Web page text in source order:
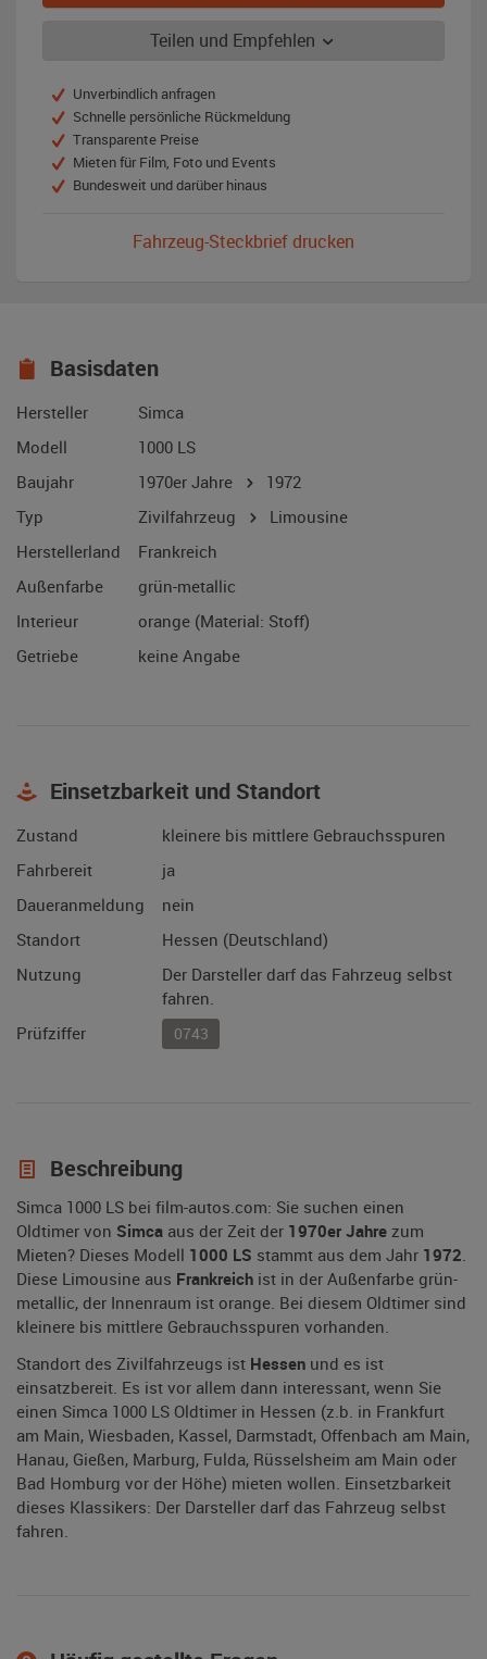
Teilen und Empfehlen
Unverbindlich anfragen
Schnelle persönliche Rückmeldung
Transparente Preise
Mieten für Film, Foto und Events
Bundesweit und darüber hinaus
Fahrzeug-Steckbrief drucken
Basisdaten
Hersteller
Simca
Modell
1000 LS
Baujahr
1970er Jahre
1972
Typ
Zivilfahrzeug
Limousine
Herstellerland
Frankreich
Außenfarbe
grün-metallic
Interieur
orange (Material: Stoff)
Getriebe
keine Angabe
Einsetzbarkeit und Standort
Zustand
kleinere bis mittlere Gebrauchsspuren
Fahrbereit
ja
Daueranmeldung
nein
Standort
Hessen (Deutschland)
Nutzung
Der Darsteller darf das Fahrzeug selbst
fahren.
Prüfziffer
0743
Beschreibung
Simca 1000 LS bei film-autos.com: Sie suchen einen
Oldtimer von Simca aus der Zeit der 1970er Jahre zum
Mieten? Dieses Modell 1000 LS stammt aus dem Jahr 1972.
Diese Limousine aus Frankreich ist in der Außenfarbe grün-
metallic, der Innenraum ist orange. Bei diesem Oldtimer sind
kleinere bis mittlere Gebrauchsspuren vorhanden.
Standort des Zivilfahrzeugs ist Hessen und es ist
einsatzbereit. Es ist vor allem dann interessant, wenn Sie
einen Simca 1000 LS Oldtimer in Hessen (z.b. in Frankfurt
am Main, Wiesbaden, Kassel, Darmstadt, Offenbach am Main,
Hanau, Gießen, Marburg, Fulda, Rüsselsheim am Main oder
Bad Homburg vor der Höhe) mieten wollen. Einsetzbarkeit
dieses Klassikers: Der Darsteller darf das Fahrzeug selbst
fahren.